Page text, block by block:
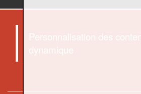
Personnalisation des
dynamique